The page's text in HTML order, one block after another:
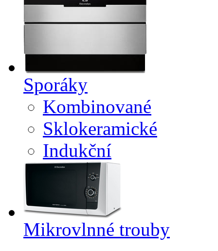
Sporáky
Kombinované
Sklokeramické
Indukční
Mikrovlnné trouby